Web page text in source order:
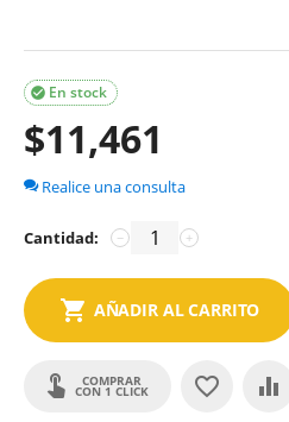
En stock

$11,461
Realice una consulta
Cantidad: +
−
AÑADIR AL CARRITO
COMPRAR
CON 1 CLICK